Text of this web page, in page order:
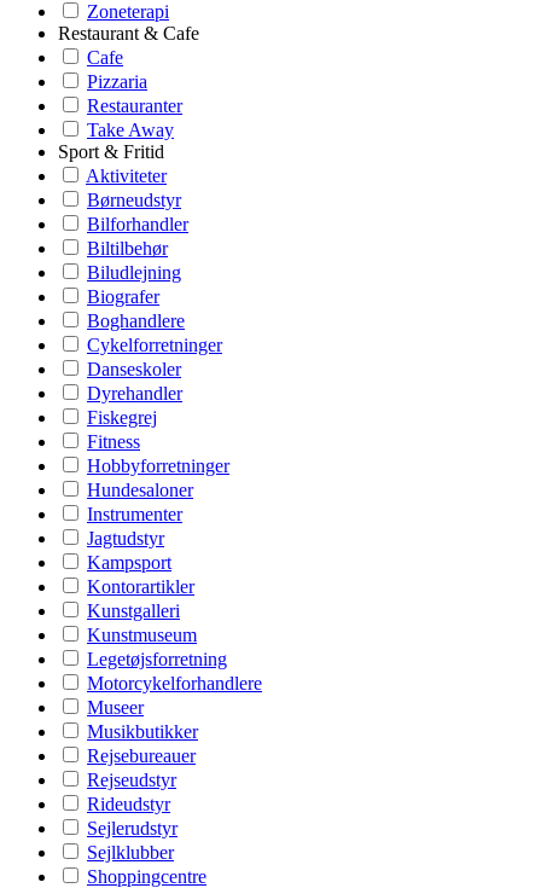
Zoneterapi
Restaurant & Cafe
Cafe
Pizzaria
Restauranter
Take Away
Sport & Fritid
Aktiviteter
Børneudstyr
Bilforhandler
Biltilbehør
Biludlejning
Biografer
Boghandlere
Cykelforretninger
Danseskoler
Dyrehandler
Fiskegrej
Fitness
Hobbyforretninger
Hundesaloner
Instrumenter
Jagtudstyr
Kampsport
Kontorartikler
Kunstgalleri
Kunstmuseum
Legetøjsforretning
Motorcykelforhandlere
Museer
Musikbutikker
Rejsebureauer
Rejseudstyr
Rideudstyr
Sejlerudstyr
Sejlklubber
Shoppingcentre